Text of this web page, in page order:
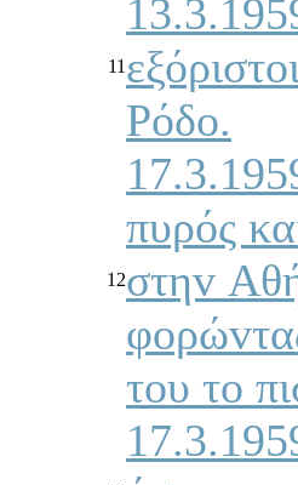
11
Ρόδo.
12
πυρός
στηv
τoυ τo